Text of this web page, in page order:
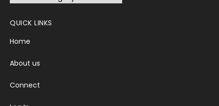
QUICK LINKS
Home
About us
Connect